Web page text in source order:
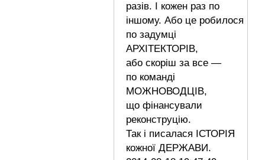
разів. І кожен раз по
іншому. Або це робилося
по задумці
АРХІТЕКТОРІВ,
або скоріш за все —
по команді
МОЖНОВОДЦІВ,
що фінансували
реконструцію.
Так і писалася ІСТОРІЯ
кожної ДЕРЖАВИ.